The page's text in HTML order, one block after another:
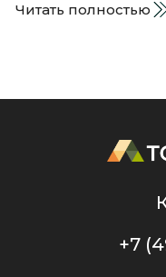
Читать полностью
+7